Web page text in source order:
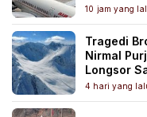
10 jam yang
Tragedi
Nirmal
Longsor
4 hari yang